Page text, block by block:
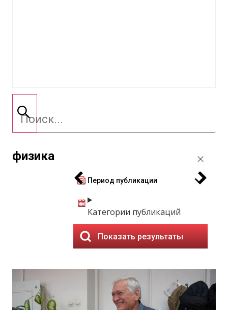
физика
Период публикации
Категории публикаций
Показать результаты